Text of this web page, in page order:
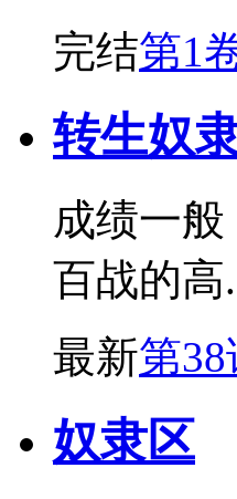
完结第1
转生奴
成绩一
百战的高
最新第38
奴隶区